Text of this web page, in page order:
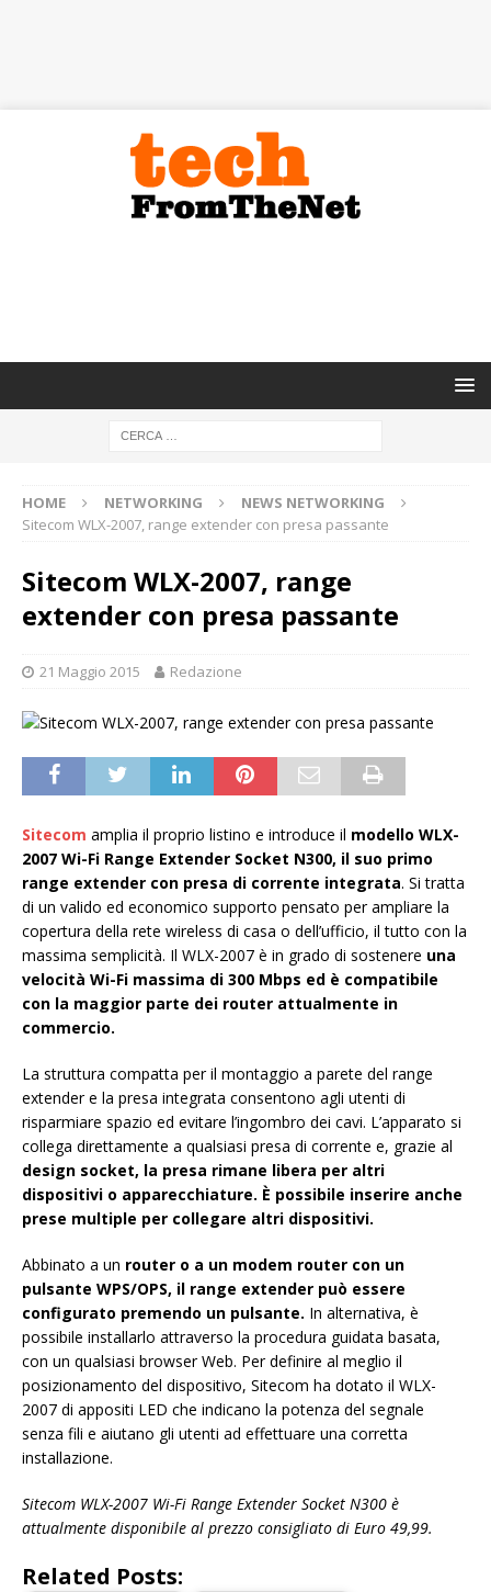
HOME NETWORKING
NEWS NETWORKING
Sitecom WLX-2007, range extender con presa passante
Sitecom WLX-2007, range
extender con presa passante
21 Maggio 2015 Redazione
Sitecom amplia il proprio listino e introduce il modello WLX-
2007 Wi-Fi Range Extender Socket N300, il suo primo
range extender con presa di corrente integrata. Si tratta
di un valido ed economico supporto pensato per ampliare la
copertura della rete wireless di casa o dell’ufficio, il tutto con la
massima semplicità. Il WLX-2007 è in grado di sostenere una
velocità Wi-Fi massima di 300 Mbps ed è compatibile
con la maggior parte dei router attualmente in
commercio.
La struttura compatta per il montaggio a parete del range
extender e la presa integrata consentono agli utenti di
risparmiare spazio ed evitare l’ingombro dei cavi. L’apparato si
collega direttamente a qualsiasi presa di corrente e, grazie al
design socket, la presa rimane libera per altri
dispositivi o apparecchiature. È possibile inserire anche
prese multiple per collegare altri dispositivi.
Abbinato a un router o a un modem router con un
pulsante WPS/OPS, il range extender può essere
configurato premendo un pulsante. In alternativa, è
possibile installarlo attraverso la procedura guidata basata,
con un qualsiasi browser Web. Per definire al meglio il
posizionamento del dispositivo, Sitecom ha dotato il WLX-
2007 di appositi LED che indicano la potenza del segnale
senza fili e aiutano gli utenti ad effettuare una corretta
installazione.
Sitecom WLX-2007 Wi-Fi Range Extender Socket N300 è
attualmente disponibile al prezzo consigliato di Euro 49,99.
Related Posts: